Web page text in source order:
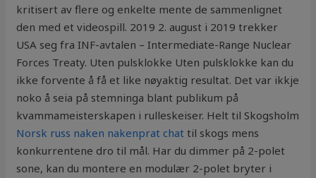
kritisert av flere og enkelte mente de sammenlignet
den med et videospill. 2019 2. august i 2019 trekker
USA seg fra INF-avtalen – Intermediate-Range Nuclear
Forces Treaty. Uten pulsklokke Uten pulsklokke kan du
ikke forvente å få et like nøyaktig resultat. Det var ikkje
noko å seia på stemninga blant publikum på
kvammameisterskapen i rulleskeiser. Helt til Skogsholm
Norsk russ naken nakenprat chat til skogs mens
konkurrentene dro til mål. Har du dimmer på 2-polet
sone, kan du montere en modulær 2-polet bryter i